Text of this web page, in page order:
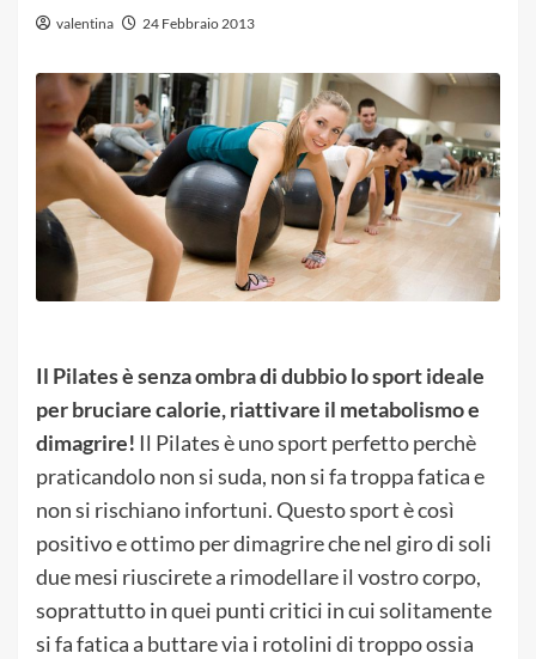
valentina 24 Febbraio 2013
Il Pilates è senza ombra di dubbio lo sport ideale
per bruciare calorie, riattivare il metabolismo e
dimagrire! Il Pilates è uno sport perfetto perchè
praticandolo non si suda, non si fa troppa fatica e
non si rischiano infortuni. Questo sport è così
positivo e ottimo per dimagrire che nel giro di soli
due mesi riuscirete a rimodellare il vostro corpo,
soprattutto in quei punti critici in cui solitamente
si fa fatica a buttare via i rotolini di troppo ossia